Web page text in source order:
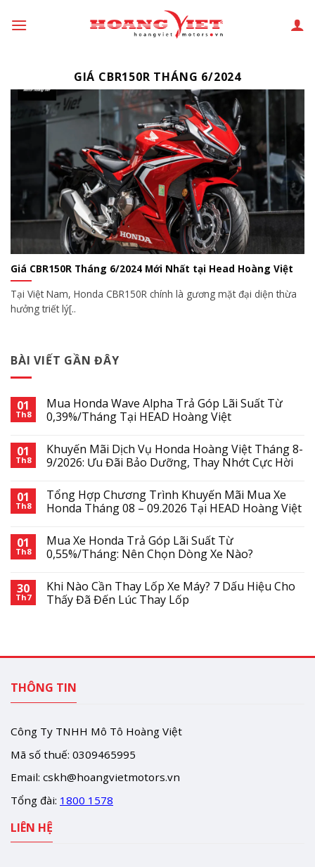
đến
GIÁ CBR150R THÁNG 6/2024
Giá CBR150R Tháng 6/2024 Mới Nhất tại Head Hoàng Việt
Tại Việt Nam, Honda CBR150R chính là gương mặt đại diện thừa
hưởng triết lý[..
BÀI VIẾT GẦN ĐÂY
01
Th8
Mua Honda Wave Alpha Trả Góp Lãi Suất Từ
0,39%/Tháng Tại HEAD Hoàng Việt
01
Th8
Khuyến Mãi Dịch Vụ Honda Hoàng Việt Tháng 8-
9/2026: Ưu Đãi Bảo Dưỡng, Thay Nhớt Cực Hời
01
Th8
Tổng Hợp Chương Trình Khuyến Mãi Mua Xe
Honda Tháng 08 – 09.2026 Tại HEAD Hoàng Việt
01
Th8
Mua Xe Honda Trả Góp Lãi Suất Từ
0,55%/Tháng: Nên Chọn Dòng Xe Nào?
30
Th7
Khi Nào Cần Thay Lốp Xe Máy? 7 Dấu Hiệu Cho
Thấy Đã Đến Lúc Thay Lốp
THÔNG TIN
Công Ty TNHH Mô Tô Hoàng Việt
Mã số thuế: 0309465995
Email: cskh@hoangvietmotors.vn
Tổng đài: 1800 1578
LIÊN HỆ